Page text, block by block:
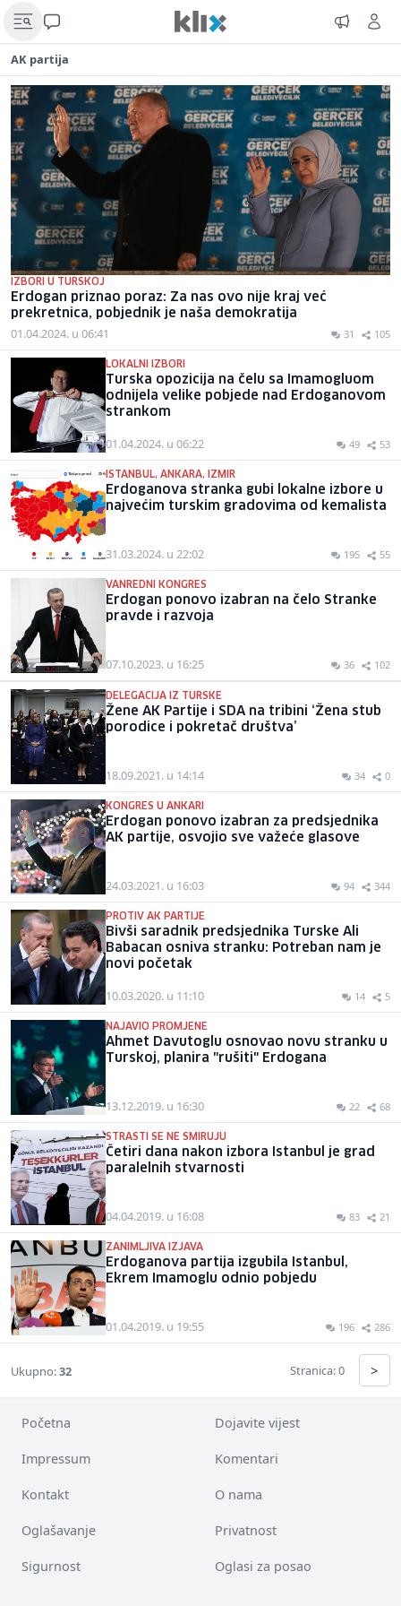
AK partija
IZBORI U TURSKOJ
Erdogan priznao poraz: Za nas ovo nije kraj već
prekretnica, pobjednik je naša demokratija
01.04.2024. u 06:41 31 105
LOKALNI IZBORI
Turska opozicija na čelu sa Imamogluom
odnijela velike pobjede nad Erdoganovom
strankom
01.04.2024. u 06:22 49 53
ISTANBUL, ANKARA, IZMIR
Erdoganova stranka gubi lokalne izbore u
najvećim turskim gradovima od kemalista
31.03.2024. u 22:02 195 55
VANREDNI KONGRES
Erdogan ponovo izabran na čelo Stranke
pravde i razvoja
07.10.2023. u 16:25 36 102
DELEGACIJA IZ TURSKE
Žene AK Partije i SDA na tribini ‘Žena stub
porodice i pokretač društva’
18.09.2021. u 14:14 34 0
KONGRES U ANKARI
Erdogan ponovo izabran za predsjednika
AK partije, osvojio sve važeće glasove
24.03.2021. u 16:03 94 344
PROTIV AK PARTIJE
Bivši saradnik predsjednika Turske Ali
Babacan osniva stranku: Potreban nam je
novi početak
10.03.2020. u 11:10 14 5
NAJAVIO PROMJENE
Ahmet Davutoglu osnovao novu stranku u
Turskoj, planira "rušiti" Erdogana
13.12.2019. u 16:30 22 68
STRASTI SE NE SMIRUJU
Četiri dana nakon izbora Istanbul je grad
paralelnih stvarnosti
04.04.2019. u 16:08 83 21
ZANIMLJIVA IZJAVA
Erdoganova partija izgubila Istanbul,
Ekrem Imamoglu odnio pobjedu
01.04.2019. u 19:55 196 286
Ukupno:32 Stranica: 0 >
Početna Dojavite vijest
Impressum Komentari
Kontakt O nama
Oglašavanje Privatnost
Sigurnost Oglasi za posao